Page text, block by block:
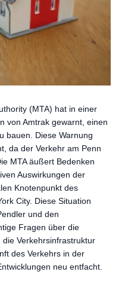
(MTA) hat in einer
von Amtrak gewarnt, einen
bauen. Diese Warnung
da der Verkehr am Penn
MTA äußert Bedenken
Auswirkungen der
Knotenpunkt des
City. Diese Situation
und den
Fragen über die
Verkehrsinfrastruktur
des Verkehrs in der
neu entfacht.